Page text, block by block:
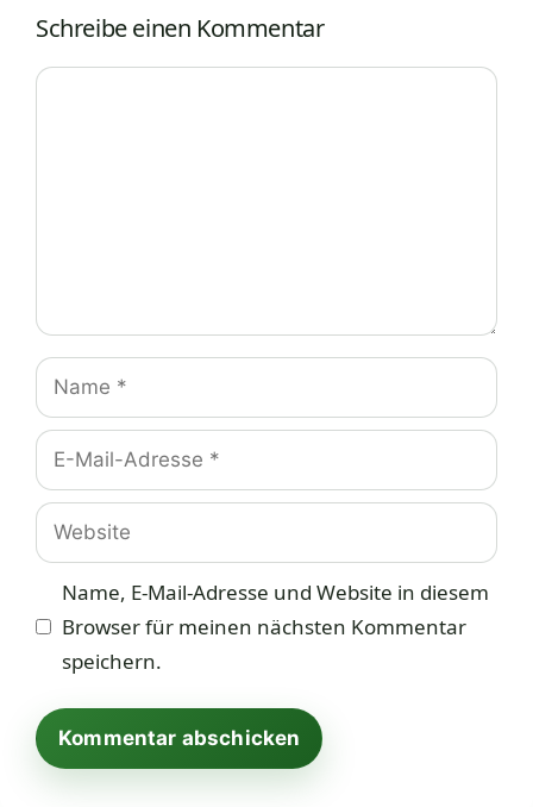
Schreibe einen Kommentar
Kommentar
Name
E-
Mail-
Adresse
Website
Name, E-Mail-Adresse und Website in diesem
Browser für meinen nächsten Kommentar
speichern.